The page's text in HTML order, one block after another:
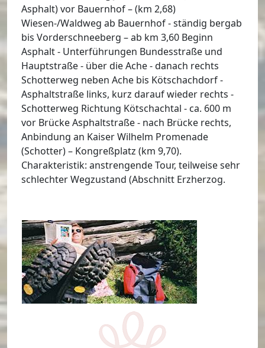
Asphalt) vor Bauernhof – (km 2,68)
Wiesen-/Waldweg ab Bauernhof - ständig bergab
bis Vorderschneeberg – ab km 3,60 Beginn
Asphalt - Unterführungen Bundesstraße und
Hauptstraße - über die Ache - danach rechts
Schotterweg neben Ache bis Kötschachdorf -
Asphaltstraße links, kurz darauf wieder rechts -
Schotterweg Richtung Kötschachtal - ca. 600 m
vor Brücke Asphaltstraße - nach Brücke rechts,
Anbindung an Kaiser Wilhelm Promenade
(Schotter) – Kongreßplatz (km 9,70).
Charakteristik: anstrengende Tour, teilweise sehr
schlechter Wegzustand (Abschnitt Erzherzog.